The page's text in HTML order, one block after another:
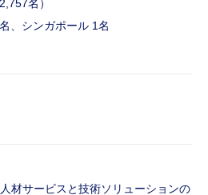
名）
、シンガポール 1名
材サービスと技術ソリューションの